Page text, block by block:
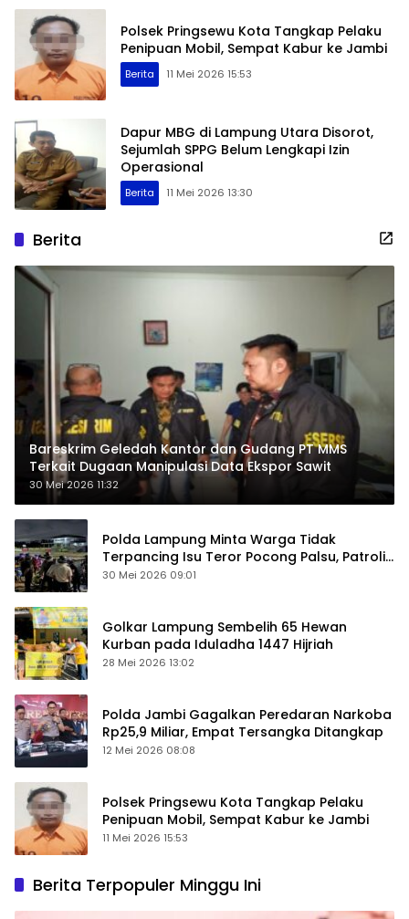
Polsek Pringsewu Kota Tangkap Pelaku
Penipuan Mobil, Sempat Kabur ke Jambi
Berita 11 Mei 2026 15:53
Dapur MBG di Lampung Utara Disorot,
Sejumlah SPPG Belum Lengkapi Izin
Operasional
Berita 11 Mei 2026 13:30
Berita
Bareskrim Geledah Kantor dan Gudang PT MMS
Terkait Dugaan Manipulasi Data Ekspor Sawit
30 Mei 2026 11:32
Polda Lampung Minta Warga Tidak
Terpancing Isu Teror Pocong Palsu, Patroli
Keamanan Ditingkatkan
30 Mei 2026 09:01
Golkar Lampung Sembelih 65 Hewan
Kurban pada Iduladha 1447 Hijriah
28 Mei 2026 13:02
Polda Jambi Gagalkan Peredaran Narkoba
Rp25,9 Miliar, Empat Tersangka Ditangkap
12 Mei 2026 08:08
Polsek Pringsewu Kota Tangkap Pelaku
Penipuan Mobil, Sempat Kabur ke Jambi
11 Mei 2026 15:53
Berita Terpopuler Minggu Ini